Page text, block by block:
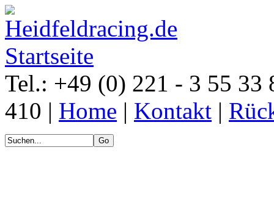
Tel.: +49 (0) 221 - 3 55 33
410 | Home | Kontakt |